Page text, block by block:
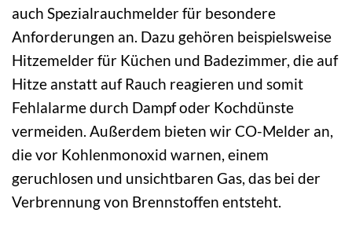
auch Spezialrauchmelder für besondere
Anforderungen an. Dazu gehören beispielsweise
Hitzemelder für Küchen und Badezimmer, die auf
Hitze anstatt auf Rauch reagieren und somit
Fehlalarme durch Dampf oder Kochdünste
vermeiden. Außerdem bieten wir CO-Melder an,
die vor Kohlenmonoxid warnen, einem
geruchlosen und unsichtbaren Gas, das bei der
Verbrennung von Brennstoffen entsteht.